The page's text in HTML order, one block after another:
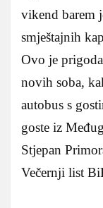
vikend barem
smještajnih
Ovo je
novih soba,
autobus s
goste iz
Stjepan
Večernji list